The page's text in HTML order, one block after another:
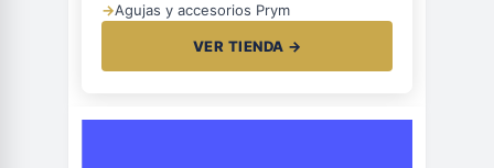
→Agujas y accesorios Prym
VER TIENDA →